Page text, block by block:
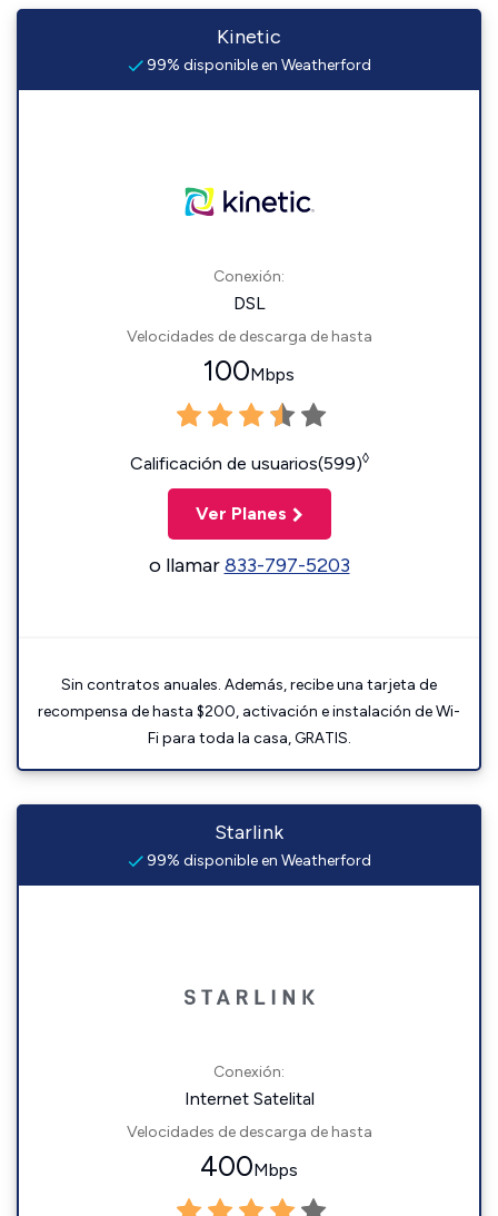
Kinetic
99% disponible en Weatherford
Conexión:
DSL
Velocidades de descarga de hasta
100Mbps
Calificación de usuarios(599)◊
Ver Planes
o llamar833-797-5203
Sin contratos anuales. Además, recibe una tarjeta de
recompensa de hasta $200, activación e instalación de Wi-
Fi para toda la casa, GRATIS.
Starlink
99% disponible en Weatherford
Conexión:
Internet Satelital
Velocidades de descarga de hasta
400Mbps